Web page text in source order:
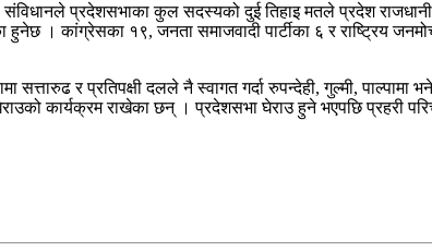
संविधानले प्रदेशसभाका कुल सदस्यको दुई तिहाइ मतले प्रदेश
। कांग्रेसका १९, जनता समाजवादी पार्टीका ६ र राष्ट्रिय
सत्तारुढ र प्रतिपक्षी दलले नै स्वागत गर्दा रुपन्देही, गुल्मी, पाल्पामा
राखेका छन् । प्रदेशसभा घेराउ हुने भएपछि प्रहरी